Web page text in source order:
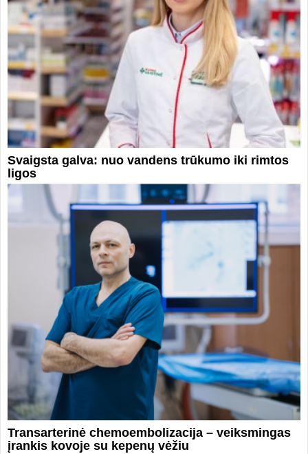
Svaigsta galva: nuo vandens trūkumo iki rimtos
ligos
Transarterinė chemoembolizacija – veiksmingas
įrankis kovoje su kepenų vėžiu